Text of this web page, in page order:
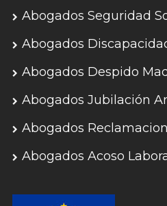
Abogados Seguridad
Abogados
Abogados Despido
Abogados Jubilación
Abogados
Abogados Acoso